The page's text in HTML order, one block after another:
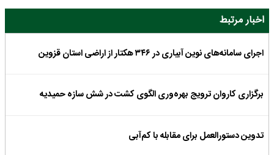
اخبار مرتبط
اجرای سامانه‌های نوین آبیاری در ۳۴۶ هکتار از اراضی استان قزوین
برگزاری کاروان ترویج بهره‌وری الگوی کشت در شش سازه حمیدیه
تدوین دستورالعمل برای مقابله با کم‌آبی